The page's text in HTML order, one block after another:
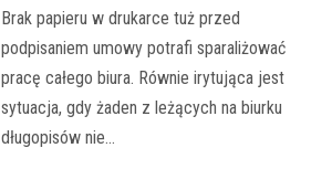
Brak papieru w drukarce tuż przed
podpisaniem umowy potrafi sparaliżować
pracę całego biura. Równie irytująca jest
sytuacja, gdy żaden z leżących na biurku
długopisów nie…